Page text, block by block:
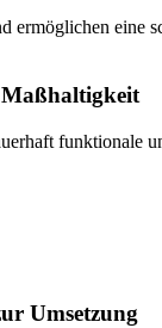
ermöglichen
funktionale
Umsetzung